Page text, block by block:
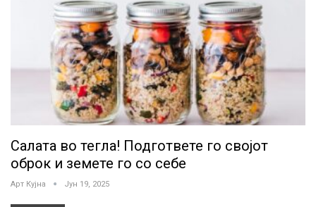
Салата во тегла! Подгответе го својот
оброк и земете го со себе
Арт Кујна Јун 19, 2025